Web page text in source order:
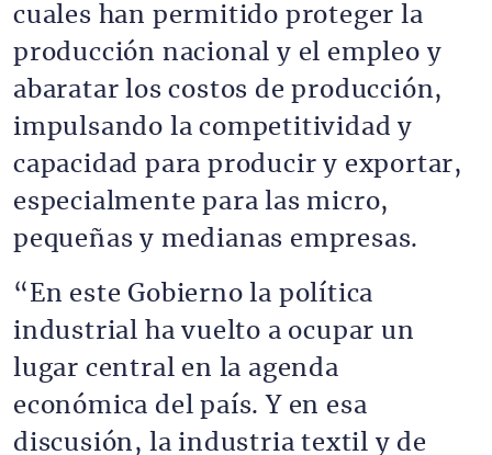
cuales han permitido proteger la
producción nacional y el empleo y
abaratar los costos de producción,
impulsando la competitividad y
capacidad para producir y exportar,
especialmente para las micro,
pequeñas y medianas empresas.
“En este Gobierno la política
industrial ha vuelto a ocupar un
lugar central en la agenda
económica del país. Y en esa
discusión, la industria textil y de